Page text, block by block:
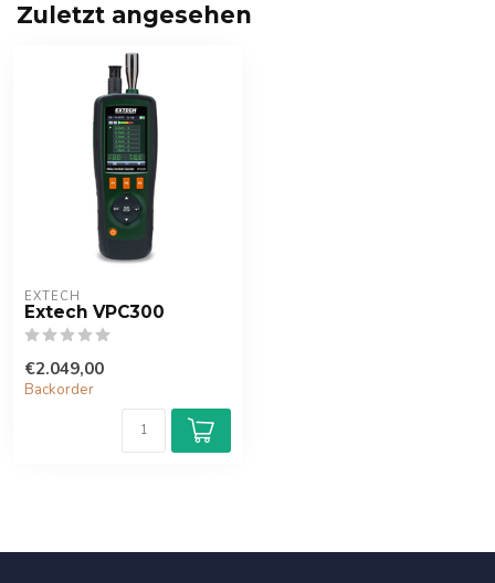
Zuletzt angesehen
EXTECH
Extech VPC300
€2.049,00
Backorder